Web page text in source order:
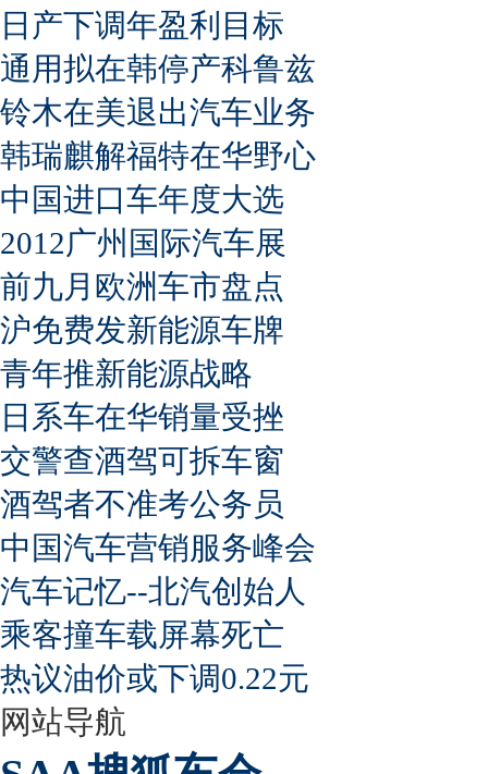
日产下调年盈利目标
通用拟在韩停产科鲁兹
铃木在美退出汽车业务
韩瑞麒解福特在华野心
中国进口车年度大选
2012广州国际汽车展
前九月欧洲车市盘点
沪免费发新能源车牌
青年推新能源战略
日系车在华销量受挫
交警查酒驾可拆车窗
酒驾者不准考公务员
中国汽车营销服务峰会
汽车记忆--北汽创始人
乘客撞车载屏幕死亡
热议油价或下调0.22元
网站导航